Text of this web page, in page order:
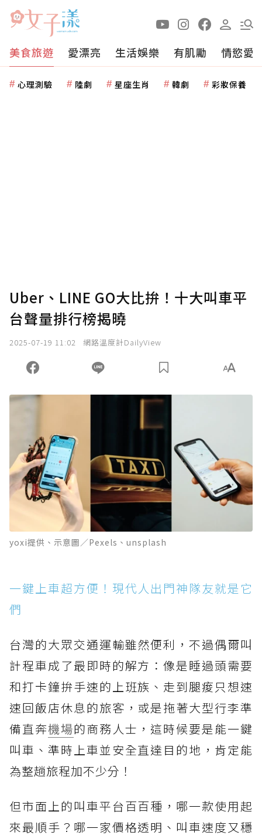
美食旅遊 愛漂亮 生活娛樂 有肌勵 情慾愛
心理測驗 陸劇 星座生肖 韓劇 彩妝保養
Uber、LINE GO大比拚！十大叫車平
台聲量排行榜揭曉
2025-07-19 11:02 網路溫度計DailyView
yoxi提供、示意圖／Pexels、unsplash
一鍵上車超方便！現代人出門神隊友就是它
們
台灣的大眾交通運輸雖然便利，不過偶爾叫
計程車成了最即時的解方：像是睡過頭需要
和打卡鐘拚手速的上班族、走到腿痠只想速
速回飯店休息的旅客，或是拖著大型行李準
備直奔機場的商務人士，這時候要是能一鍵
叫車、準時上車並安全直達目的地，肯定能
為整趟旅程加不少分！
但市面上的叫車平台百百種，哪一款使用起
來最順手？哪一家價格透明、叫車速度又穩